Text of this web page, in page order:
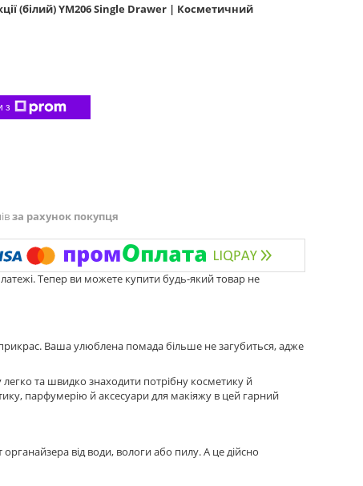
(білий) YM206 Single Drawer | Косметичний
з
за рахунок покупця
Тепер ви можете купити будь-який товар не
Ваша улюблена помада більше не загубиться, адже
та швидко знаходити потрібну косметику й
парфумерію й аксесуари для макіяжу в цей гарний
від води, вологи або пилу. А це дійсно